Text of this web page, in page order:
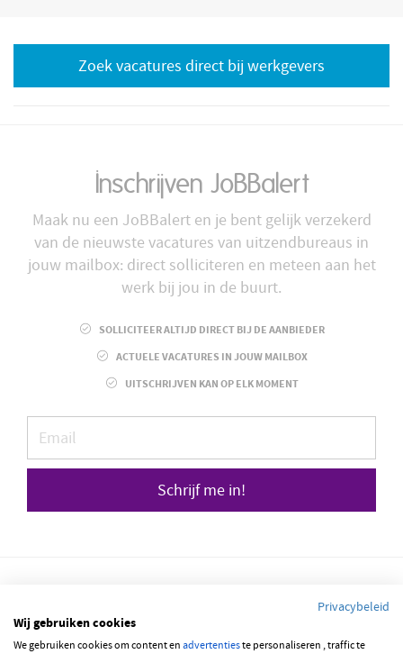
Zoek vacatures direct bij werkgevers
Inschrijven JoBBalert
Maak nu een JoBBalert en je bent gelijk verzekerd
van de nieuwste vacatures van uitzendbureaus in
jouw mailbox: direct solliciteren en meteen aan het
werk bij jou in de buurt.
SOLLICITEER ALTIJD DIRECT BIJ DE AANBIEDER
ACTUELE VACATURES IN JOUW MAILBOX
UITSCHRIJVEN KAN OP ELK MOMENT
Schrijf me in!
© 2026 JOBBSQUARE
Privacybeleid
Wij gebruiken cookies
We gebruiken cookies om content en advertentieste personaliseren , traffic te